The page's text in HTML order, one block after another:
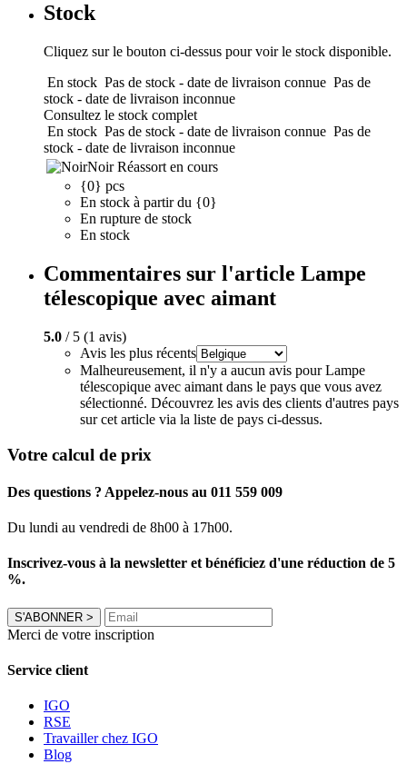
Stock
Cliquez sur le bouton ci-dessus pour voir le stock disponible.
En stock Pas de stock - date de livraison connue Pas de
stock - date de livraison inconnue
Consultez le stock complet
En stock Pas de stock - date de livraison connue Pas de
stock - date de livraison inconnue
Noir Réassort en cours
{0} pcs
En stock à partir du {0}
En rupture de stock
En stock
Commentaires sur l'article Lampe
télescopique avec aimant
5.0 / 5 (1 avis)
Avis les plus récents
Malheureusement, il n'y a aucun avis pour Lampe
télescopique avec aimant dans le pays que vous avez
sélectionné. Découvrez les avis des clients d'autres pays
sur cet article via la liste de pays ci-dessus.
Votre calcul de prix
Des questions ? Appelez-nous au 011 559 009
Du lundi au vendredi de 8h00 à 17h00.
Inscrivez-vous à la newsletter et bénéficiez d'une réduction de 5
%.
S'ABONNER >
Merci de votre inscription
Service client
IGO
RSE
Travailler chez IGO
Blog